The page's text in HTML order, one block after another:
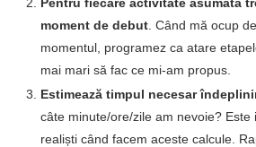
moment de debut . Când mă ocup
momentul, programez ca atare
mai mari să fac ce mi-am propus.
Estimează timpul necesar
câte minute/ore/zile am nevoie? Este
realiști când facem aceste calcule.